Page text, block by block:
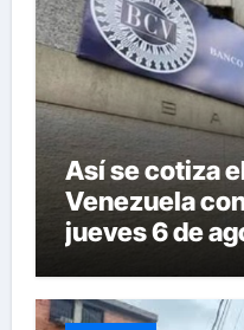
Así se cotiza
Venezuela
jueves 6 de